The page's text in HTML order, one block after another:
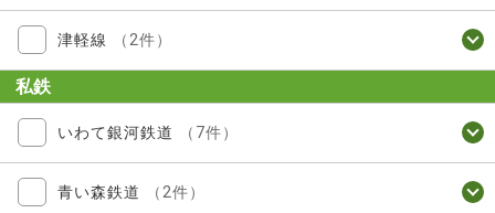
津軽線 （2件）
私鉄
いわて銀河鉄道 （7件）
青い森鉄道 （2件）